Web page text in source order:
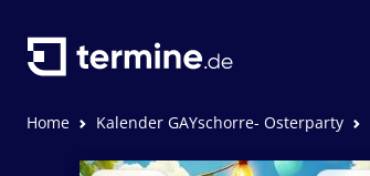
Home Kalender GAYschorre- Osterparty